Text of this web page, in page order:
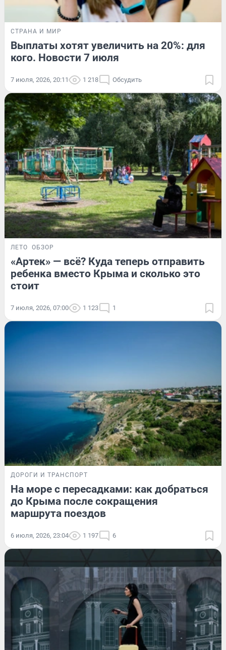
СТРАНА И МИР
Выплаты хотят увеличить на 20%: для
кого. Новости 7 июля
7 июля, 2026, 20:11 1 218 Обсудить
ЛЕТО ОБЗОР
«Артек» — всё? Куда теперь отправить
ребенка вместо Крыма и сколько это
стоит
7 июля, 2026, 07:00 1 123 1
ДОРОГИ И ТРАНСПОРТ
На море с пересадками: как добраться
до Крыма после сокращения
маршрута поездов
6 июля, 2026, 23:04 1 197 6